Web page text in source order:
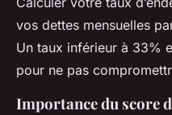
vos dettes mensuelles
Un taux inférieur à 33%
pour ne pas
Importance du score